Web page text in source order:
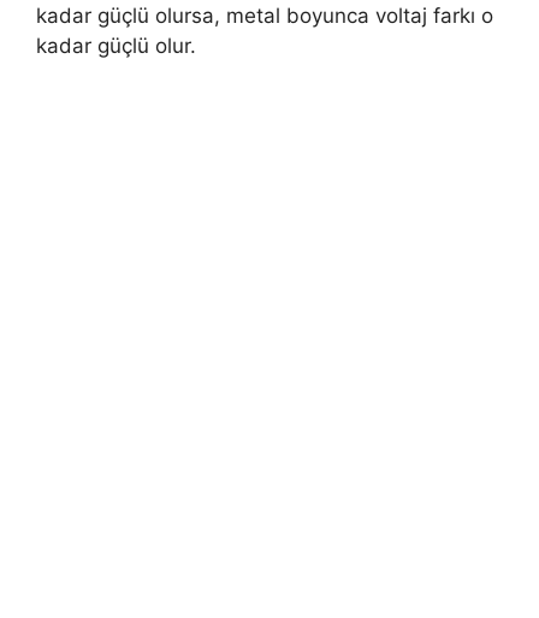
kadar güçlü olursa, metal boyunca voltaj farkı o
kadar güçlü olur.